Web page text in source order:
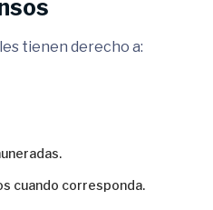
tienen derecho a:
cuando corresponda.